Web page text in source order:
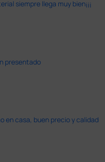
siempre llega muy bien¡¡¡
presentado
en casa, buen precio y calidad